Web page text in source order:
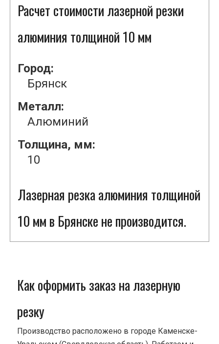
Расчет стоимости лазерной резки
алюминия толщиной 10 мм
Город:
Брянск
Металл:
Алюминий
Толщина, мм:
10
Лазерная резка алюминия толщиной
10 мм в Брянске не производится.
Как оформить заказ на лазерную
резку
Производство расположено в городе Каменске-